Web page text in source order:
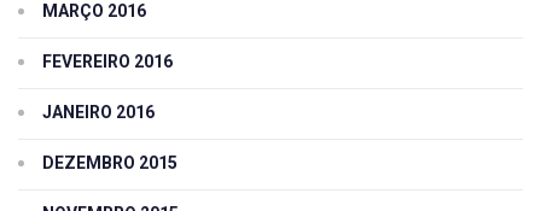
MARÇO 2016
FEVEREIRO 2016
JANEIRO 2016
DEZEMBRO 2015